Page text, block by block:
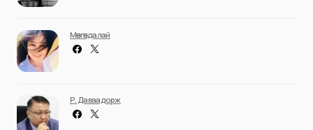
Мөнгөндалай
Р. Даваадорж